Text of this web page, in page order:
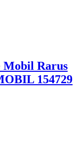
Mobil Rarus
154729